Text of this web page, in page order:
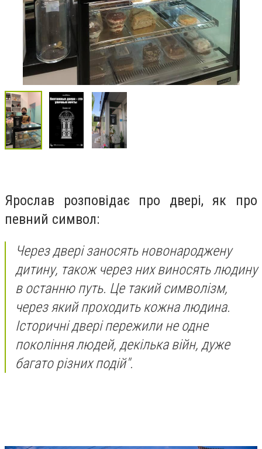
Ярослав розповідає про двері, як про
певний символ:
Через двері заносять новонароджену
дитину, також через них виносять людину
в останню путь. Це такий символізм,
через який проходить кожна людина.
Історичні двері пережили не одне
покоління людей, декілька війн, дуже
багато різних подій".